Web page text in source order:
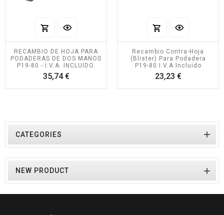
RECAMBIO DE HOJA PARA
PODADERAS DE DOS MANOS
P19-80 - I.V.A. INCLUIDO.
35,74 €Precio
Recambio Contra-Hoja
(blister) Para Podadera
P19-80 I.V.A Incluido
23,23 €Precio
CATEGORIES 
NEW PRODUCT 